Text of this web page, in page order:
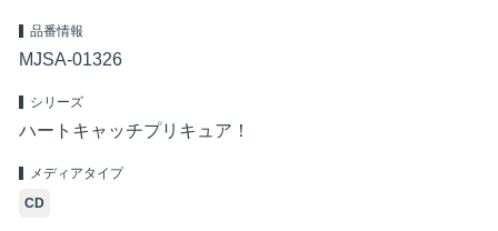
品番情報
MJSA-01326
シリーズ
ハートキャッチプリキュア！
メディアタイプ
CD